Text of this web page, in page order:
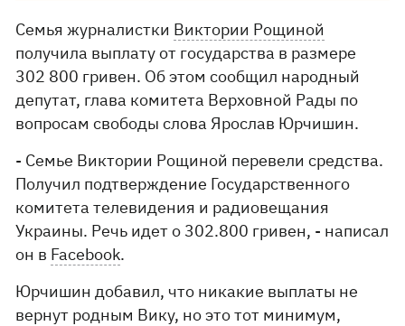
Семья журналистки Виктории Рощиной
получила выплату от государства в размере
302 800 гривен. Об этом сообщил народный
депутат, глава комитета Верховной Рады по
вопросам свободы слова Ярослав Юрчишин.
- Семье Виктории Рощиной перевели средства.
Получил подтверждение Государственного
комитета телевидения и радиовещания
Украины. Речь идет о 302.800 гривен, - написал
он в Facebook.
Юрчишин добавил, что никакие выплаты не
вернут родным Вику, но это тот минимум,